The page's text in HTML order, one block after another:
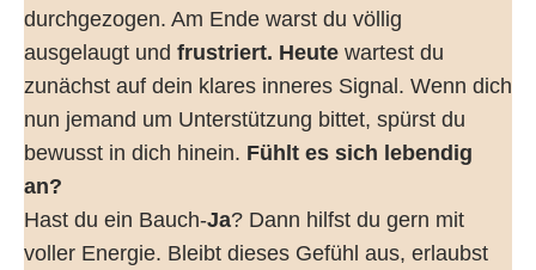
durchgezogen. Am Ende warst du völlig
ausgelaugt und frustriert. Heute wartest du
zunächst auf dein klares inneres Signal. Wenn dich
nun jemand um Unterstützung bittet, spürst du
bewusst in dich hinein. Fühlt es sich lebendig
an?
Hast du ein Bauch-Ja? Dann hilfst du gern mit
voller Energie. Bleibt dieses Gefühl aus, erlaubst